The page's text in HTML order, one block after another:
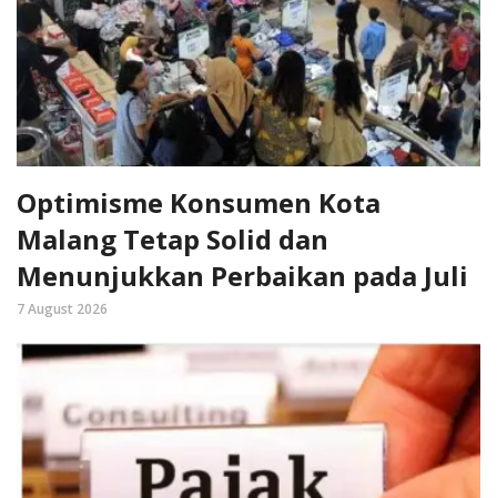
Optimisme Konsumen Kota
Malang Tetap Solid dan
Menunjukkan Perbaikan pada Juli
7 August 2026